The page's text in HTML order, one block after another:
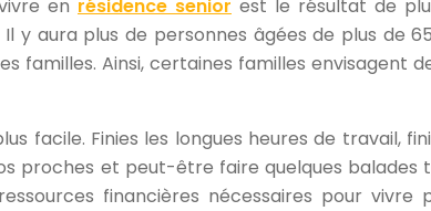
en résidence senior est le résultat de
aura plus de personnes âgées de plus de
familles. Ainsi, certaines familles envisagent
facile. Finies les longues heures de travail,
proches et peut-être faire quelques balades
financières nécessaires pour vivre